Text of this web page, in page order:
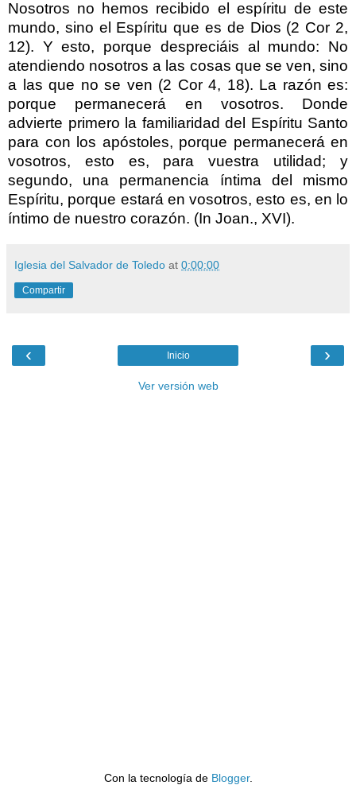
Nosotros no hemos recibido el espíritu de este
mundo, sino el Espíritu que es de Dios (2 Cor 2,
12). Y esto, porque despreciáis al mundo: No
atendiendo nosotros a las cosas que se ven, sino
a las que no se ven (2 Cor 4, 18). La razón es:
porque permanecerá en vosotros. Donde
advierte primero la familiaridad del Espíritu Santo
para con los apóstoles, porque permanecerá en
vosotros, esto es, para vuestra utilidad; y
segundo, una permanencia íntima del mismo
Espíritu, porque estará en vosotros, esto es, en lo
íntimo de nuestro corazón. (In Joan., XVI).
Iglesia del Salvador de Toledo at 0:00:00
Compartir
‹ ›
Inicio
Ver versión web
Con la tecnología de Blogger.